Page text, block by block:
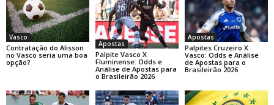
Vasco
Contratação do Alisson
no Vasco seria uma boa
opção?
Apostas
Palpite Vasco X
Fluminense: Odds e
Análise de Apostas para
o Brasileirão 2026
Apostas
Palpites Cruzeiro X
Vasco: Odds e Análise
de Apostas para o
Brasileirão 2026